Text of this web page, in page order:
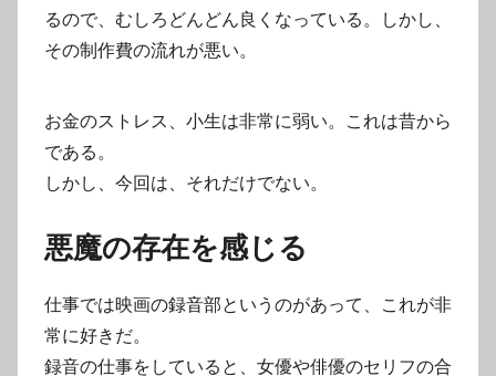
るので、むしろどんどん良くなっている。しかし、
その制作費の流れが悪い。
お金のストレス、小生は非常に弱い。これは昔から
である。
しかし、今回は、それだけでない。
悪魔の存在を感じる
仕事では映画の録音部というのがあって、これが非
常に好きだ。
録音の仕事をしていると、女優や俳優のセリフの合